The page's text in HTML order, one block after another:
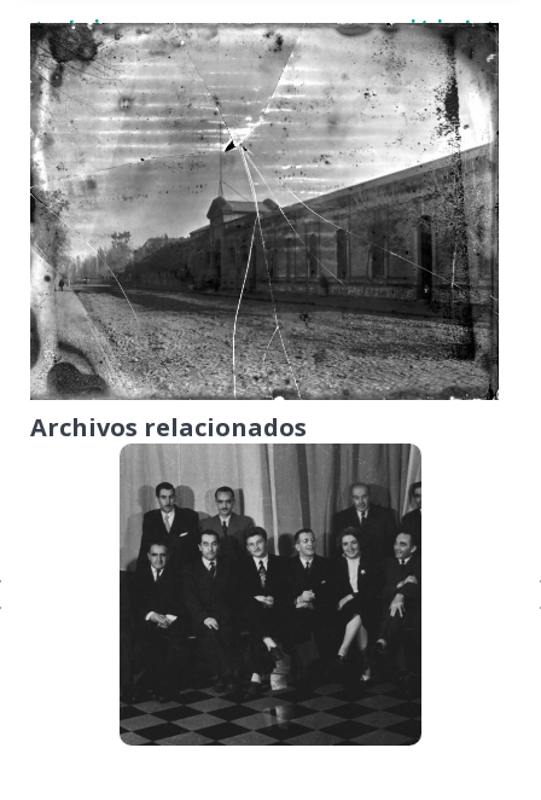
< anterior siguiente >
Archivos relacionados